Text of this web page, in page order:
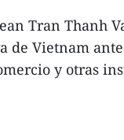
Tran Thanh
de Vietnam
y otras